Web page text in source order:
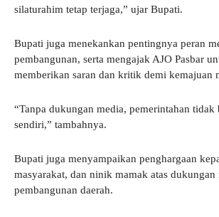
silaturahim tetap terjaga,” ujar Bupati.
Bupati juga menekankan pentingnya peran
pembangunan, serta mengajak AJO Pasbar
memberikan saran dan kritik demi kemajuan
“Tanpa dukungan media, pemerintahan tidak
sendiri,” tambahnya.
Bupati juga menyampaikan penghargaan
masyarakat, dan ninik mamak atas dukungan
pembangunan daerah.